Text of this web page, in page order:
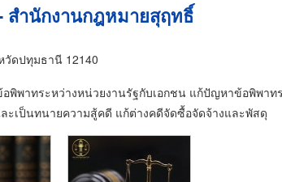
ำนักงานกฎหมายสุฤทธิ์
วัดปทุมธานี 12140
าทระหว่างหน่วยงานรัฐกับเอกชน แก้ปัญหาข้อพิพาท
เป็นทนายความสู้คดี แก้ต่างคดีจัดซื้อจัดจ้างและพัสดุ